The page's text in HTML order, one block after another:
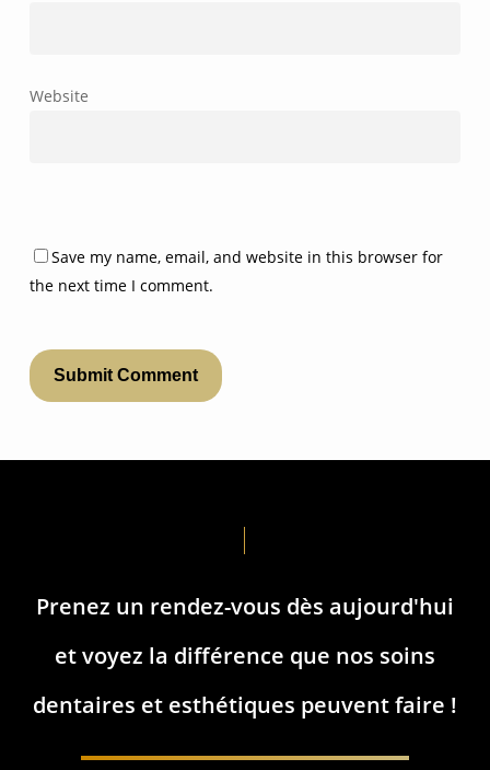
Website
Save my name, email, and website in this browser for
the next time I comment.
Prenez un rendez-vous dès aujourd'hui
etvoyez la différence que nos soins
dentaires et esthétiques peuventfaire !